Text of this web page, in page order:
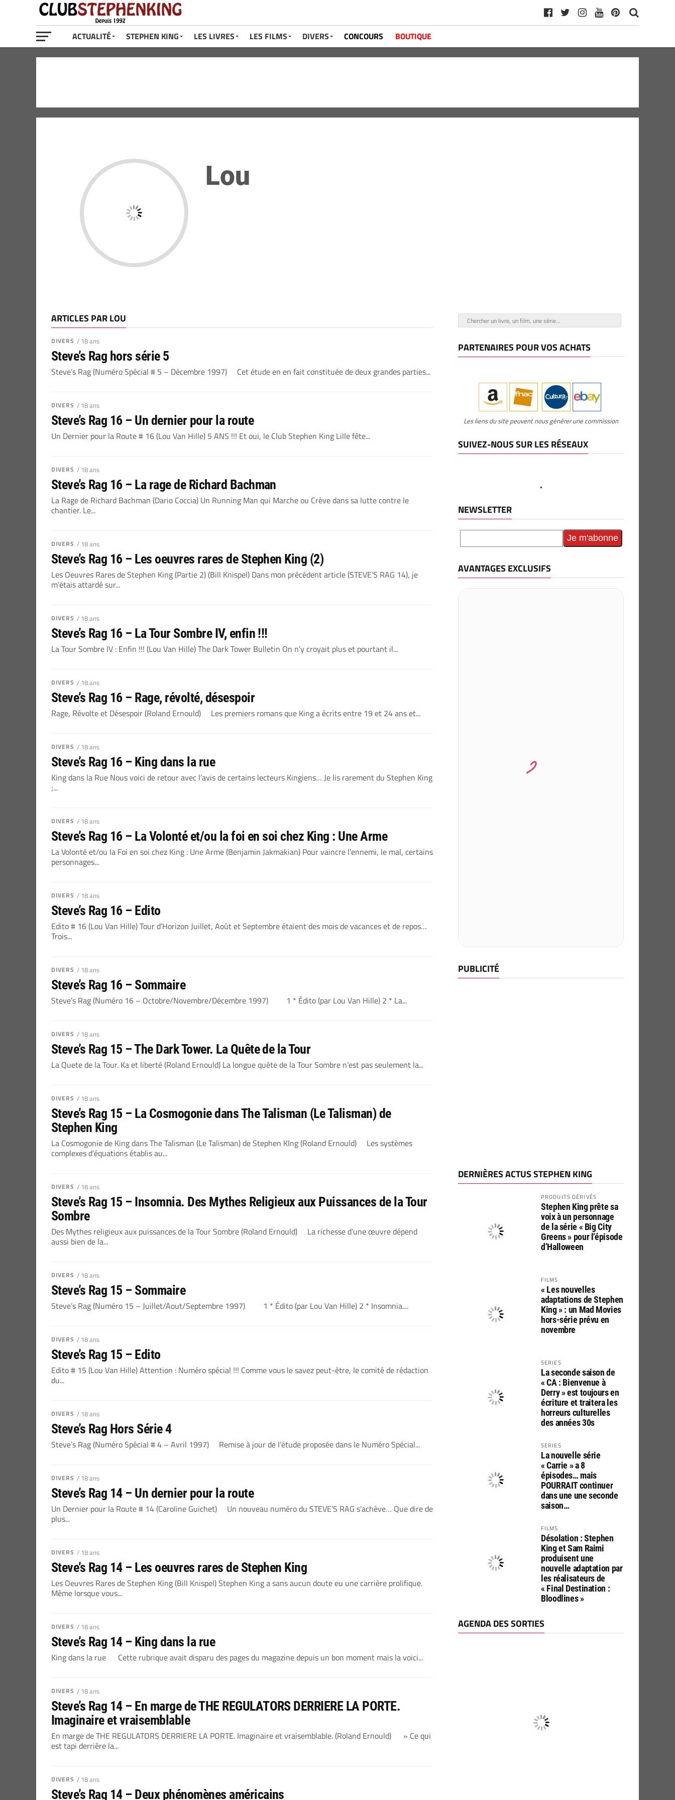
ACTUALITÉ STEPHEN KING LES LIVRES LES FILMS DIVERS CONCOURS BOUTIQUE
Lou
ARTICLES PAR LOU
DIVERS / 18 ans
Steve’s Rag hors série 5
Steve’s Rag (Numéro Spécial # 5 – Décembre 1997) Cet étude en en fait constituée de deux grandes parties...
DIVERS / 18 ans
Steve’s Rag 16 – Un dernier pour la route
Un Dernier pour la Route # 16 (Lou Van Hille) 5 ANS !!! Et oui, le Club Stephen King Lille fête...
DIVERS / 18 ans
Steve’s Rag 16 – La rage de Richard Bachman
La Rage de Richard Bachman (Dario Coccia) Un Running Man qui Marche ou Crève dans sa lutte contre le
chantier. Le...
DIVERS / 18 ans
Steve’s Rag 16 – Les oeuvres rares de Stephen King (2)
Les Oeuvres Rares de Stephen King (Partie 2) (Bill Knispel) Dans mon précédent article (STEVE’S RAG 14), je
m’étais attardé sur...
DIVERS / 18 ans
Steve’s Rag 16 – La Tour Sombre IV, enfin !!!
La Tour Sombre IV : Enfin !!! (Lou Van Hille) The Dark Tower Bulletin On n’y croyait plus et pourtant il...
DIVERS / 18 ans
Steve’s Rag 16 – Rage, révolté, désespoir
Rage, Révolte et Désespoir (Roland Ernould) Les premiers romans que King a écrits entre 19 et 24 ans et...
DIVERS / 18 ans
Steve’s Rag 16 – King dans la rue
King dans la Rue Nous voici de retour avec l’avis de certains lecteurs Kingiens… Je lis rarement du Stephen King
;...
DIVERS / 18 ans
Steve’s Rag 16 – La Volonté et/ou la foi en soi chez King : Une Arme
La Volonté et/ou la Foi en soi chez King : Une Arme (Benjamin Jakmakian) Pour vaincre l’ennemi, le mal, certains
personnages...
DIVERS / 18 ans
Steve’s Rag 16 – Edito
Edito # 16 (Lou Van Hille) Tour d’Horizon Juillet, Août et Septembre étaient des mois de vacances et de repos…
Trois...
DIVERS / 18 ans
Steve’s Rag 16 – Sommaire
Steve’s Rag (Numéro 16 – Octobre/Novembre/Décembre 1997) 1 * Édito (par Lou Van Hille) 2 * La...
DIVERS / 18 ans
Steve’s Rag 15 – The Dark Tower. La Quête de la Tour
La Quete de la Tour. Ka et liberté (Roland Ernould) La longue quête de la Tour Sombre n’est pas seulement la...
DIVERS / 18 ans
Steve’s Rag 15 – La Cosmogonie dans The Talisman (Le Talisman) de
Stephen King
La Cosmogonie de King dans The Talisman (Le Talisman) de Stephen KIng (Roland Ernould) Les systèmes
complexes d’équations établis au...
DIVERS / 18 ans
Steve’s Rag 15 – Insomnia. Des Mythes Religieux aux Puissances de la Tour
Sombre
Des Mythes religieux aux puissances de la Tour Sombre (Roland Ernould) La richesse d’une œuvre dépend
aussi bien de la...
DIVERS / 18 ans
Steve’s Rag 15 – Sommaire
Steve’s Rag (Numéro 15 – Juillet/Aout/Septembre 1997) 1 * Édito (par Lou Van Hille) 2 * Insomnia....
DIVERS / 18 ans
Steve’s Rag 15 – Edito
Edito # 15 (Lou Van Hille) Attention : Numéro spécial !!! Comme vous le savez peut-être, le comité de rédaction
du...
DIVERS / 18 ans
Steve’s Rag Hors Série 4
Steve’s Rag (Numéro Spécial # 4 – Avril 1997) Remise à jour de l’étude proposée dans le Numéro Spécial...
DIVERS / 18 ans
Steve’s Rag 14 – Un dernier pour la route
Un Dernier pour la Route # 14 (Caroline Guichet) Un nouveau numéro du STEVE’S RAG s’achève… Que dire de
plus...
DIVERS / 18 ans
Steve’s Rag 14 – Les oeuvres rares de Stephen King
Les Oeuvres Rares de Stephen King (Bill Knispel) Stephen King a sans aucun doute eu une carrière prolifique.
Même lorsque vous...
DIVERS / 18 ans
Steve’s Rag 14 – King dans la rue
King dans la rue Cette rubrique avait disparu des pages du magazine depuis un bon moment mais la voici...
DIVERS / 18 ans
Steve’s Rag 14 – En marge de THE REGULATORS DERRIERE LA PORTE.
Imaginaire et vraisemblable
En marge de THE REGULATORS DERRIERE LA PORTE. Imaginaire et vraisemblable. (Roland Ernould) » Ce qui
est tapi derrière la...
DIVERS / 18 ans
Steve’s Rag 14 – Deux phénomènes américains
PARTENAIRES POUR VOS ACHATS
Les liens du site peuvent nous générer une commission
SUIVEZ-NOUS SUR LES RÉSEAUX
NEWSLETTER
AVANTAGES EXCLUSIFS
PUBLICITÉ
DERNIÈRES ACTUS STEPHEN KING
PRODUITS DÉRIVÉS
Stephen King prête sa
voix à un personnage
de la série « Big City
Greens » pour l’épisode
d’Halloween
FILMS
« Les nouvelles
adaptations de Stephen
King » : un Mad Movies
hors-série prévu en
novembre
SERIES
La seconde saison de
« CA : Bienvenue à
Derry » est toujours en
écriture et traitera les
horreurs culturelles
des années 30s
SERIES
La nouvelle série
« Carrie » a 8
épisodes… mais
POURRAIT continuer
dans une une seconde
saison…
FILMS
Désolation : Stephen
King et Sam Raimi
produisent une
nouvelle adaptation par
les réalisateurs de
« Final Destination :
Bloodlines »
AGENDA DES SORTIES